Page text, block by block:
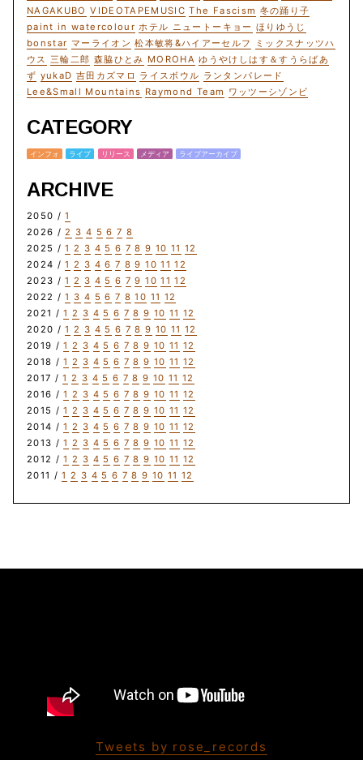
NAGAKUBO VIDEOTAPEMUSIC The Fascism 冬の踊り子
paint in watercolour ホテル ニュートーキョー ほりゆうじ
bonstar マーライオン 松本敏将&ハイアーセルフ
ミックスナッツハ
ウス 三輪二郎 森脇ひとみ MOROHA ゆうやけしはす＆すうらばあ
ず yukaD 吉田カズマロ ライスボウル ランタンパレード
Lee&Small Mountains Raymond Team ワッツーシゾンビ
CATEGORY
インフォ ライブ リリース メディア ライブアーカイブ
ARCHIVE
2050 /1
2026 /2 3 4 5 6 7 8
2025 /1 2 3 4 5 6 7 8 9 10 11 12
2024 /1 2 3 4 6 7 8 9 10 11 12
2023 /1 2 3 4 5 6 7 9 10 11 12
2022 /1 3 4 5 6 7 8 10 11 12
2021 /1 2 3 4 5 6 7 8 9 10 11 12
2020 /1 2 3 4 5 6 7 8 9 10 11 12
2019 /1 2 3 4 5 6 7 8 9 10 11 12
2018 /1 2 3 4 5 6 7 8 9 10 11 12
2017 /1 2 3 4 5 6 7 8 9 10 11 12
2016 /1 2 3 4 5 6 7 8 9 10 11 12
2015 /1 2 3 4 5 6 7 8 9 10 11 12
2014 /1 2 3 4 5 6 7 8 9 10 11 12
2013 /1 2 3 4 5 6 7 8 9 10 11 12
2012 /1 2 3 4 5 6 7 8 9 10 11 12
2011 /1 2 3 4 5 6 7 8 9 10 11 12
Tweets by rose_records